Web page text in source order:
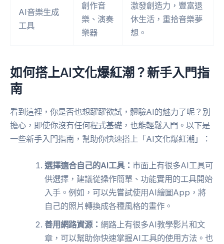
AI音樂生成
工具
創作音
樂、演奏
樂器
激發創造力，豐富退
休生活，重拾音樂夢
想。
如何搭上AI文化爆紅潮？新手入門指
南
看到這裡，你是否也想躍躍欲試，體驗AI的魅力了呢？別
擔心，即使你沒有任何程式基礎，也能輕鬆入門。以下是
一些新手入門指南，幫助你快速搭上「AI文化爆紅潮」：
選擇適合自己的AI工具：市面上有很多AI工具可
供選擇，建議從操作簡單、功能實用的工具開始
入手。例如，可以先嘗試使用AI繪圖App，將
自己的照片轉換成各種風格的畫作。
善用網路資源：網路上有很多AI教學影片和文
章，可以幫助你快速掌握AI工具的使用方法。也